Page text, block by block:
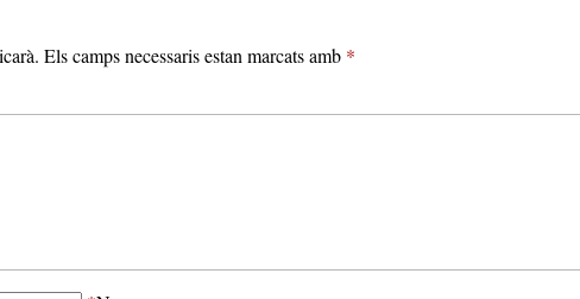
Els camps necessaris estan marcats amb *